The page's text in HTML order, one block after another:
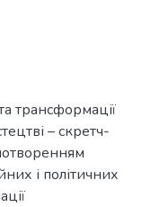
трансформації
– скретч-
і політичних